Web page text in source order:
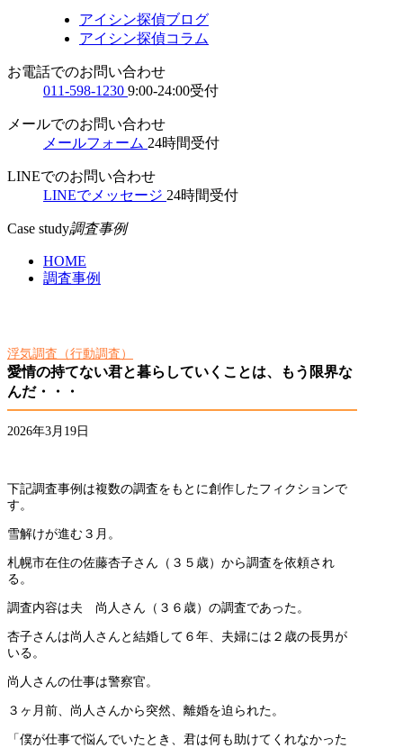
アイシン探偵ブログ
アイシン探偵コラム
お電話でのお問い合わせ
011-598-1230 9:00-24:00受付
メールでのお問い合わせ
メールフォーム 24時間受付
LINEでのお問い合わせ
LINEでメッセージ 24時間受付
Case study調査事例
HOME
調査事例
浮気調査（行動調査）
愛情の持てない君と暮らしていくことは、もう限界な
んだ・・・
2026年3月19日
下記調査事例は複数の調査をもとに創作したフィクションで
す。
雪解けが進む３月。
札幌市在住の佐藤杏子さん（３５歳）から調査を依頼され
る。
調査内容は夫 尚人さん（３６歳）の調査であった。
杏子さんは尚人さんと結婚して６年、夫婦には２歳の長男が
いる。
尚人さんの仕事は警察官。
３ヶ月前、尚人さんから突然、離婚を迫られた。
「僕が仕事で悩んでいたとき、君は何も助けてくれなかった